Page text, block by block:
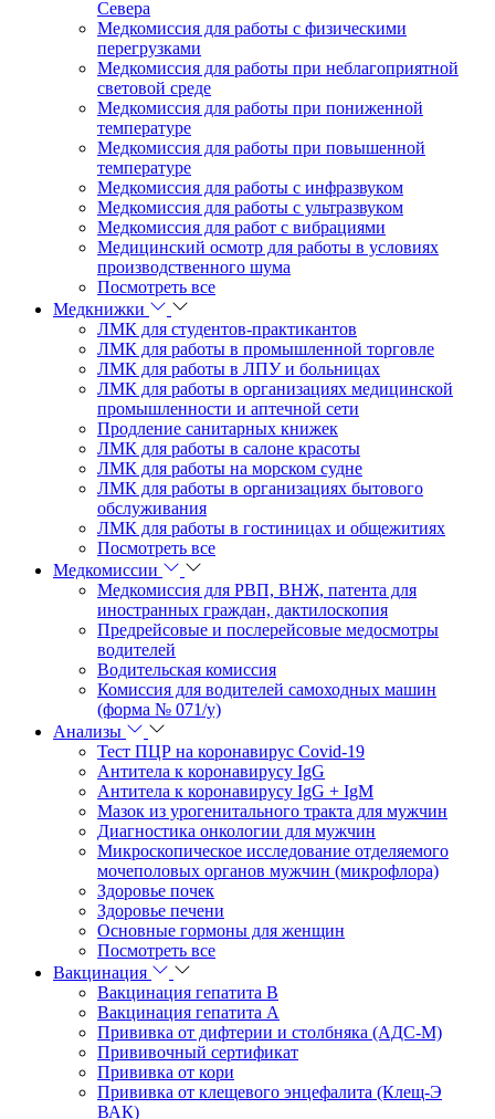
Севера
Медкомиссия для работы с физическими
перегрузками
Медкомиссия для работы при неблагоприятной
световой среде
Медкомиссия для работы при пониженной
температуре
Медкомиссия для работы при повышенной
температуре
Медкомиссия для работы с инфразвуком
Медкомиссия для работы с ультразвуком
Медкомиссия для работ с вибрациями
Медицинский осмотр для работы в условиях
производственного шума
Посмотреть все
Медкнижки
ЛМК для студентов-практикантов
ЛМК для работы в промышленной торговле
ЛМК для работы в ЛПУ и больницах
ЛМК для работы в организациях медицинской
промышленности и аптечной сети
Продление санитарных книжек
ЛМК для работы в салоне красоты
ЛМК для работы на морском судне
ЛМК для работы в организациях бытового
обслуживания
ЛМК для работы в гостиницах и общежитиях
Посмотреть все
Медкомиссии
Медкомиссия для РВП, ВНЖ, патента для
иностранных граждан, дактилоскопия
Предрейсовые и послерейсовые медосмотры
водителей
Водительская комиссия
Комиссия для водителей самоходных машин
(форма № 071/у)
Анализы
Тест ПЦР на коронавирус Covid-19
Антитела к коронавирусу IgG
Антитела к коронавирусу IgG + IgM
Мазок из урогенитального тракта для мужчин
Диагностика онкологии для мужчин
Микроскопическое исследование отделяемого
мочеполовых органов мужчин (микрофлора)
Здоровье почек
Здоровье печени
Основные гормоны для женщин
Посмотреть все
Вакцинация
Вакцинация гепатита В
Вакцинация гепатита А
Прививка от дифтерии и столбняка (АДС-М)
Прививочный сертификат
Прививка от кори
Прививка от клещевого энцефалита (Клещ-Э
ВАК)